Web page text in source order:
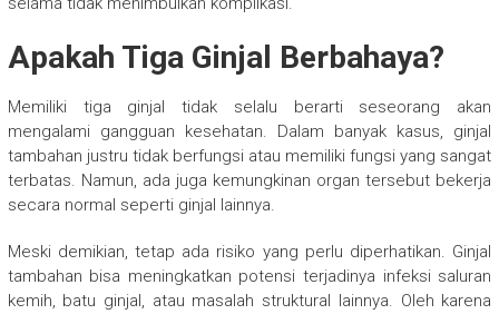
Apakah Tiga Ginjal Berbahaya?
Memiliki tiga ginjal tidak selalu berarti seseorang akan
mengalami gangguan kesehatan. Dalam banyak kasus, ginjal
tambahan justru tidak berfungsi atau memiliki fungsi yang sangat
terbatas. Namun, ada juga kemungkinan organ tersebut bekerja
secara normal seperti ginjal lainnya.
Meski demikian, tetap ada risiko yang perlu diperhatikan. Ginjal
tambahan bisa meningkatkan potensi terjadinya infeksi saluran
kemih, batu ginjal, atau masalah struktural lainnya. Oleh karena